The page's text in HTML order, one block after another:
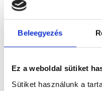
Beleegyezés
Ez a weboldal sütiket
Sütiket használunk a
Foglalj időpontot
Összes szakterület